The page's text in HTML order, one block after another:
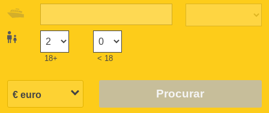
18+ < 18
Procurar